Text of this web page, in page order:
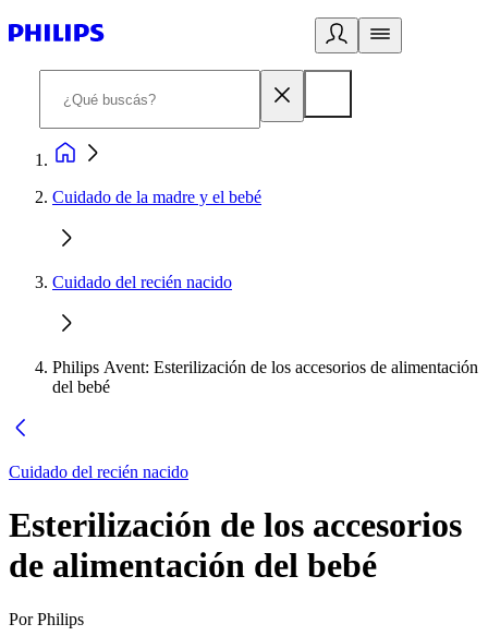
Cuidado de la madre y el bebé
Cuidado del recién nacido
Philips Avent: Esterilización de los accesorios de alimentación
del bebé
Cuidado del recién nacido
Esterilización de los accesorios
de alimentación del bebé
Por Philips